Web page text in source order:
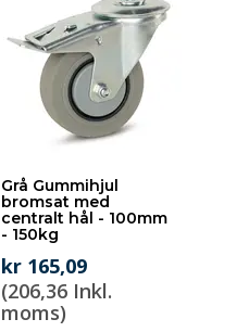
Grå Gummihjul
bromsat med
centralt hål - 100mm
- 150kg
kr 165,09
(206,36 Inkl.
moms)